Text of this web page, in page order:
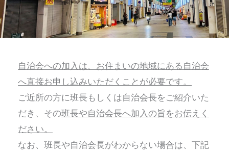
自治会への加入は、お住まいの地域にある自治会
へ直接お申し込みいただくことが必要です。
ご近所の方に班長もしくは自治会長をご紹介いた
だき、その班長や自治会長へ加入の旨をお伝えく
ださい。
なお、班長や自治会長がわからない場合は、下記